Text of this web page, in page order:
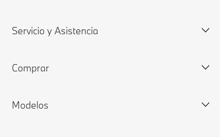
Fichas Técnicas y Lista de precios
Encuentra tu Distribuidor Autorizado BMW
Sobre nosotros
Servicio y Asistencia
My BMW
BMW ConnectedDrive
Comprar
Configura y precio
Modelos